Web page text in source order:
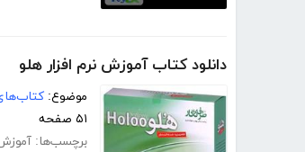
دانلود کتاب آموزش نرم افزار هلو
موضوع:
۵۱ صفحه
برچسب‌ها: آموزش